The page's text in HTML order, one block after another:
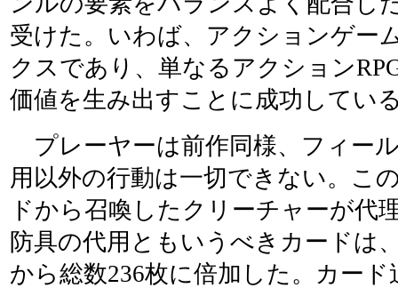
受けた。いわば、アクションゲー
クスであり、単なるアクション
価値を生み出すことに成功してい
プレーヤーは前作同様、フィー
用以外の行動は一切できない。こ
ドから召喚したクリーチャーが代
防具の代用ともいうべきカードは
から総数236枚に倍加した。カー